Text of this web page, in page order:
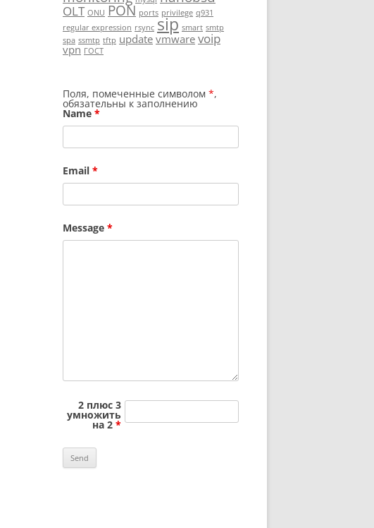
OLT ONU PON ports privilege q931
regular expression rsync sip smart smtp
spa ssmtp tftp update vmware voip
vpn ГОСТ
Поля, помеченные символом *,
обязательны к заполнению
Name *
Email *
Message *
2 плюс 3
умножить
на 2 *